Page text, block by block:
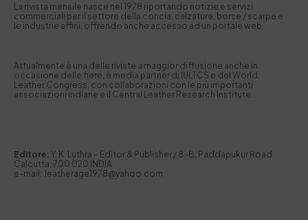
La rivista mensile nasce nel 1978 riportando notizie e servizi
commerciali per il settore della concia, calzature, borse / scarpe e
le industrie affini, offrendo anche accesso ad un portale web.
Attualmente è una delle riviste a maggior diffusione anche in
occasione delle fiere, è media partner di IULTCS e del World
Leather Congress, con collaborazioni con le più importanti
associazioni indiane e il Central Leather Research Institute.
Editore: Y. K. Luthra – Editor & Publisher / 8-B, Paddapukur Road
Calcutta, 700 020 INDIA
e-mail: leatherage1978@yahoo.com